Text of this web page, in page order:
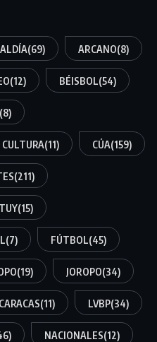
(69) ARCANO(8)
(12) BÉISBOL(54)
(8)
CULTURA(11) CÚA(159)
(211)
(15)
(7) FÚTBOL(45)
(19) JOROPO(34)
(11) LVBP(34)
NACIONALES(12)